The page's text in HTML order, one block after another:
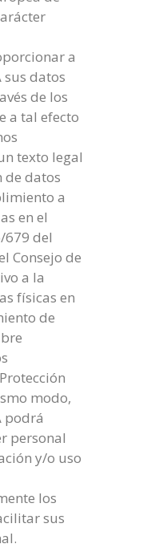
a
sus datos
de los
a tal efecto
texto legal
de datos
a
en el
679 del
Consejo de
a la
físicas en
de
modo,
podrá
personal
y/o uso
los
sus